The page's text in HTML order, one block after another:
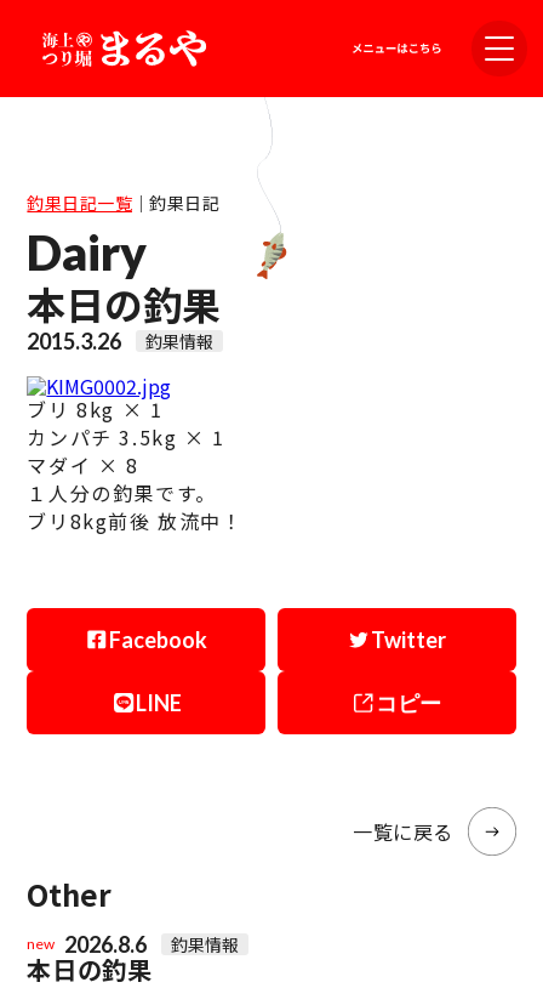
釣果日記一覧｜釣果日記
Dairy
本日の釣果
2015.3.26 釣果情報
ブリ 8kg × 1
カンパチ 3.5kg × 1
マダイ × 8
１人分の釣果です。
ブリ8kg前後 放流中！
Facebook Twitter
LINE コピー
一覧に戻る
Other
new 2026.8.6 釣果情報
本日の釣果